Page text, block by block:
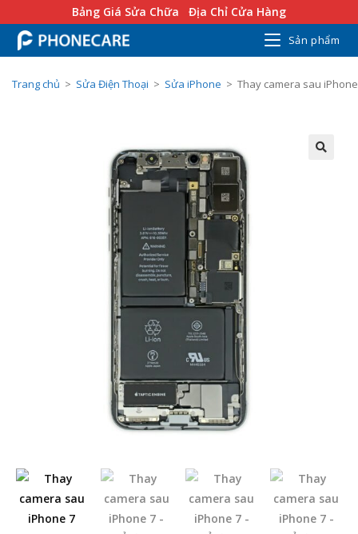
Bảng Giá Sửa Chữa Địa Chỉ Cửa Hàng
Sản phẩm
Trang chủ > Sửa Điện Thoại > Sửa iPhone > Thay camera sau